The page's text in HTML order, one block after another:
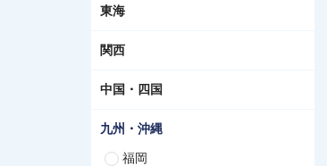
東海
関西
中国・四国
九州・沖縄
福岡